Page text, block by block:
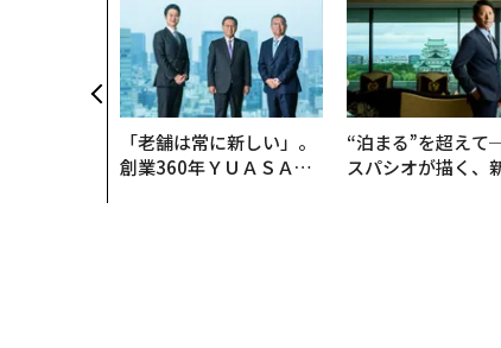
「老舗は常に新しい」。
創業360年ＹＵＡＳＡと
“泊まる”を超え
スパシオが描く、